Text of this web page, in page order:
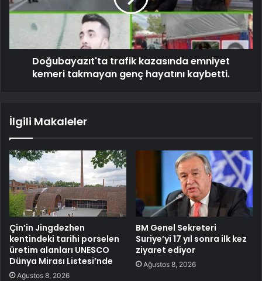
Doğubayazıt'ta trafik kazasında emniyet
kemeri takmayan genç hayatını kaybetti.
İlgili Makaleler
Çin’in Jingdezhen
kentindeki tarihi porselen
üretim alanları UNESCO
Dünya Mirası Listesi’nde
Ağustos 8, 2026
BM Genel Sekreteri
Suriye’yi 17 yıl sonra ilk kez
ziyaret ediyor
Ağustos 8, 2026